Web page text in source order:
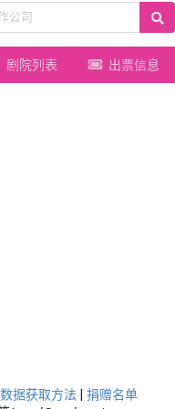
剧院列表 出票信息
数据获取方法 | 捐赠名单